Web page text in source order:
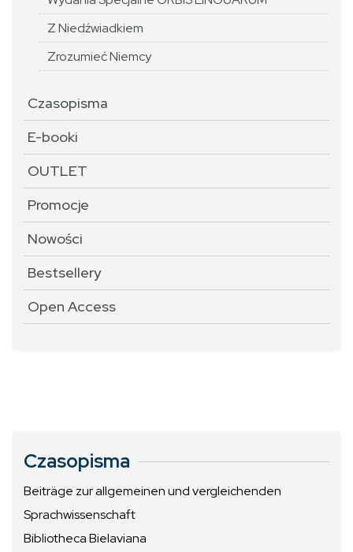
Z Niedźwiadkiem
Zrozumieć Niemcy
Czasopisma
E-booki
OUTLET
Promocje
Nowości
Bestsellery
Open Access
Czasopisma
Beiträge zur allgemeinen und vergleichenden
Sprachwissenschaft
Bibliotheca Bielaviana